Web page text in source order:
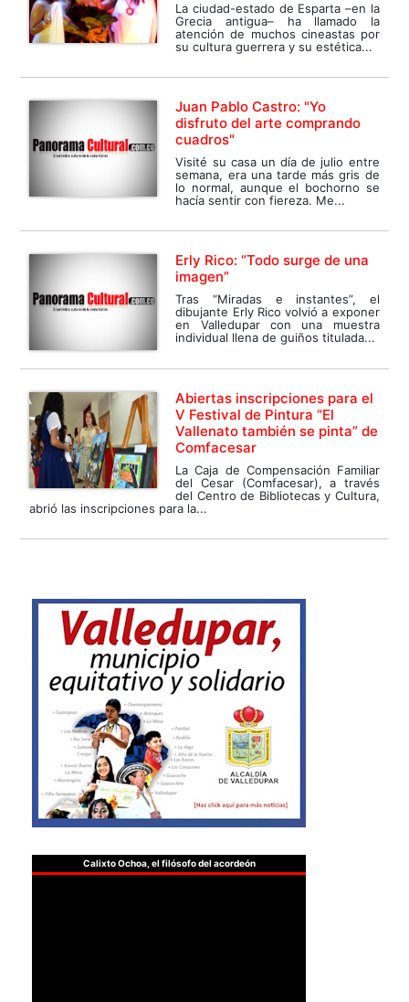
La ciudad-estado de Esparta –en la
Grecia antigua– ha llamado la
atención de muchos cineastas por
su cultura guerrera y su estética...
Juan Pablo Castro: "Yo
disfruto del arte comprando
cuadros"
Visité su casa un día de julio entre
semana, era una tarde más gris de
lo normal, aunque el bochorno se
hacía sentir con fiereza. Me...
Erly Rico: “Todo surge de una
imagen”
Tras “Miradas e instantes”, el
dibujante Erly Rico volvió a exponer
en Valledupar con una muestra
individual llena de guiños titulada...
Abiertas inscripciones para el
V Festival de Pintura “El
Vallenato también se pinta” de
Comfacesar
La Caja de Compensación Familiar
del Cesar (Comfacesar), a través
del Centro de Bibliotecas y Cultura,
abrió las inscripciones para la...
Calixto Ochoa, el filósofo del acordeón